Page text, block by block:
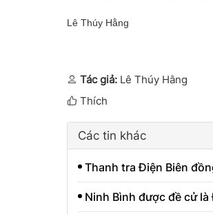
Lê Thúy Hằng
Tác giả: Lê Thúy Hằng
Thích
Các tin khác
Thanh tra Điện Biên
Ninh Bình được đề cử